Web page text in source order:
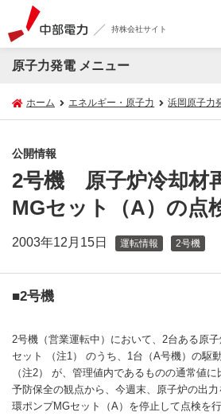
持株会社サイト
原子力発電 メニュー
ホーム エネルギー・原子力 浜岡原子力
公開情報
2号機 原子炉冷却材
MGセット（A）の点
2003年12月15日 運転情報 2号機
■2号機
2号機（営業運転中）において、2台ある原
セット （注1） のうち、1台（A号機）の駆
（注2） が、管理値内であるものの通常値に
予防保全の観点から、今週末、原子炉の出
環ポンプMGセット（A）を停止して点検を